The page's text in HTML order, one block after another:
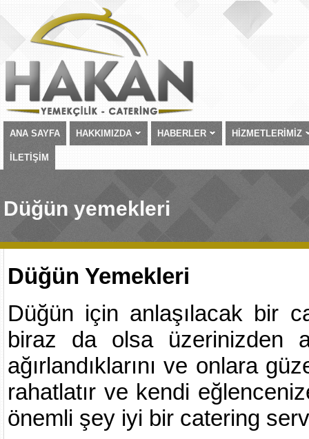
ANA SAYFA HAKKIMIZDA HABERLER HİZMETLERİMİZ
İLETİŞİM
Düğün yemekleri
Düğün Yemekleri
Düğün için anlaşılacak bir
biraz da olsa üzerinizden
ağırlandıklarını ve onlara
rahatlatır ve kendi
önemli şey iyi bir catering